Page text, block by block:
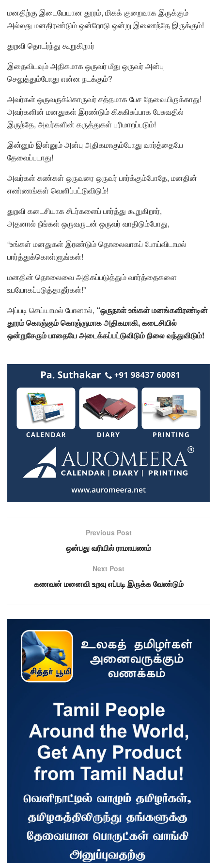
மனதிற்கு இடையேயான தூரம், மிகக் குறைவாக இருக்கும்
அல்லது மனதிரண்டும் ஒன்றோடு ஒன்று இணைந்தே இருக்கும்!
துறவி தொடர்ந்து கூறுகிறார்
இதைவிடவும் அதிகமாக ஒருவர் மீது ஒருவர் அன்பு
செலுத்தும்போது என்ன நடக்கும்?
அவர்கள் ஒருவருக்கொருவர் சத்தமாக பேச தேவையிருக்காது!
அவர்களின் மனதுகள் இரண்டும் கிசுகிசுப்பாக பேசுவதில்
இருந்தே, அவர்களின் கருத்துகள் பரிமாறப்படும்!
இன்னும் இன்னும் அன்பு அதிகமாகும்போது வார்த்தையே
தேவைப்படாது!
அவர்கள் கண்கள் ஒருவரை ஒருவர் பார்க்கும்போதே, மனதின்
எண்ணங்கள் வெளிப்பட்டுவிடும்!
துறவி கடைசியாக சீடர்களைப் பார்த்து கூறுகிறார்,
அதனால் நீங்கள் ஒருவருடன் ஒருவர் வாதிடும்போது,
“உங்கள் மனதுகள் இரண்டும் தொலைவாகப் போய்விடாமல்
பார்த்துக்கொள்ளுங்கள்!
மனதின் தொலைவை அதிகப்படுத்தும் வார்த்தைகளை
உபயோகப்படுத்தாதீர்கள்!”
அப்படி செய்யாமல் போனால், “ஒருநாள் உங்கள் மனங்களிரண்டின்
தூரம் கொஞ்ஞம் கொஞ்ஞமாக அதிகமாகி, கடைசியில்
ஒன்றுசேரும் பாதையே அடைக்கப்பட்டுவிடும் நிலை வந்துவிடும்!
Previous Post
ஒன்பது வரியில் ராமாயணம்
Next Post
கணவன் மனைவி உறவு எப்படி இருக்க வேண்டும்